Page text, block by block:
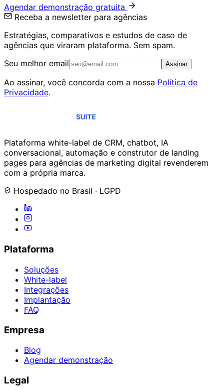
Agendar demonstração gratuita
Receba a newsletter para agências
Estratégias, comparativos e estudos de caso de
agências que viraram plataforma. Sem spam.
Seu melhor email
Assinar
Ao assinar, você concorda com a nossa Política de
Privacidade.
Plataforma white-label de CRM, chatbot, IA
conversacional, automação e construtor de landing
pages para agências de marketing digital revenderem
com a própria marca.
Hospedado no Brasil · LGPD
Plataforma
Soluções
White-label
Integrações
Implantação
FAQ
Empresa
Blog
Agendar demonstração
Legal